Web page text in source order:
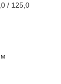
/ 125,0